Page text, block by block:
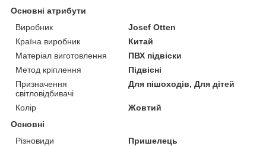
Основні атрибути
Виробник
Josef Otten
Країна виробник
Китай
Матеріал виготовлення
ПВХ підвіски
Метод кріплення
Підвісні
Призначення
світловідбивачі
Для пішоходів, Для дітей
Колір
Жовтий
Основні
Різновиди
Пришелець